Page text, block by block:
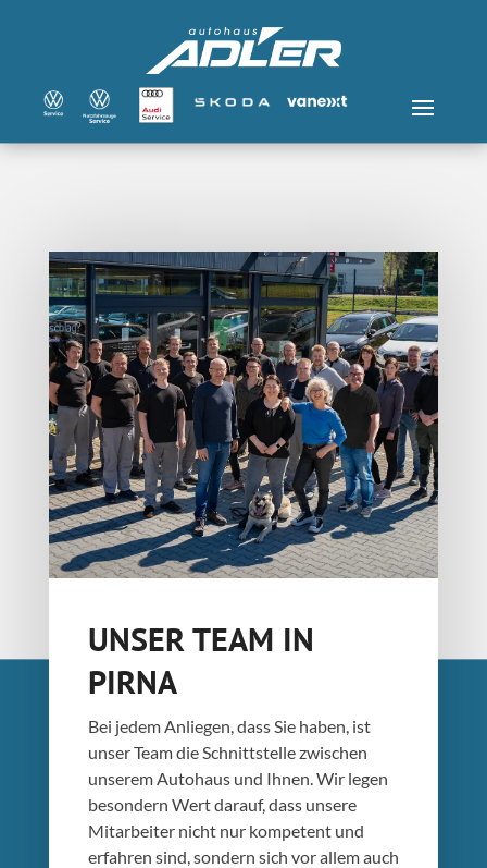
UNSER TEAM IN
PIRNA
Bei jedem Anliegen, dass Sie haben, ist
unser Team die Schnittstelle zwischen
unserem Autohaus und Ihnen. Wir legen
besondern Wert darauf, dass unsere
Mitarbeiter nicht nur kompetent und
erfahren sind, sondern sich vor allem auch